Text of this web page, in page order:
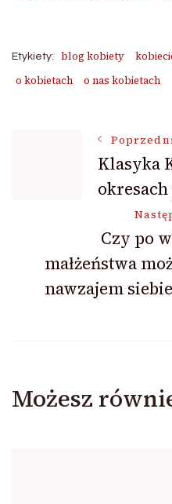
Etykiety: blog kobiety
o kobietach
o nas kobietach
Nawigacja
wpisu
Klasyka
Czy po
małżeństwa
nawzajem
Możesz